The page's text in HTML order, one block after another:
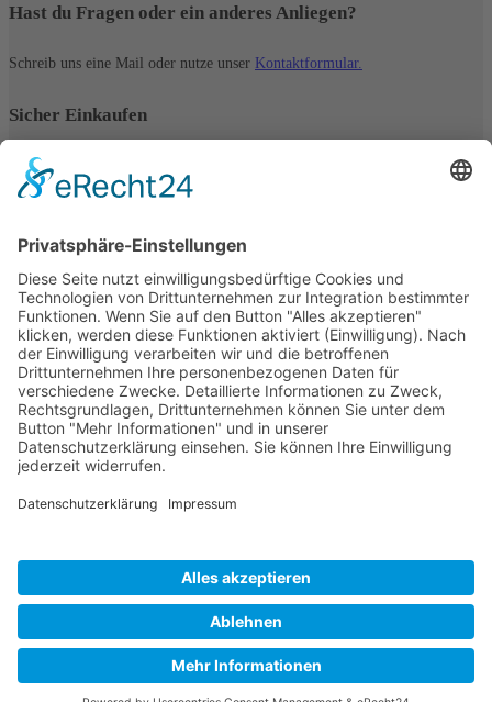
Hast du Fragen oder ein anderes Anliegen?
Schreib uns eine Mail oder nutze unser Kontaktformular.
Sicher Einkaufen
Schneller Versand innerhalb Deutschlands
Sichere Zahlung 💳 mit SSL-Verschlüsselung 🔒
Links
Impressum
Datenschutz
Zahlungsmöglichkeiten
Lieferung und Versand
AGB
Warenkorb
Vertrag widerrufen
Warenkorb